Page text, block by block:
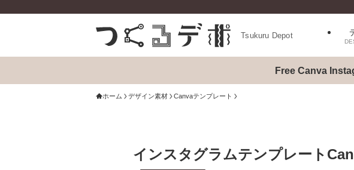
Tsukuru Depot
Free Canva
ホーム デザイン素材 Canvaテンプレート
インスタグラムテンプレート